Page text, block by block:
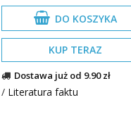
DO KOSZYKA
KUP TERAZ
Dostawa już od 9.90 zł
/ Literatura faktu